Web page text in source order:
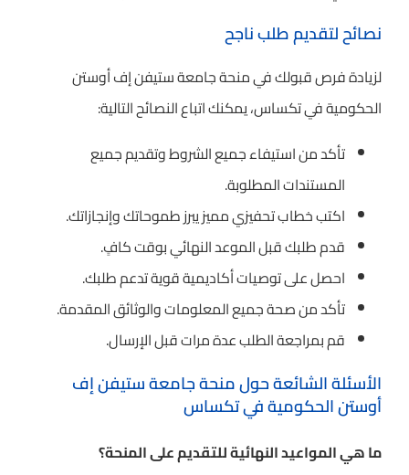
نصائح لتقديم طلب ناجح
لزيادة فرص قبولك في منحة جامعة ستيفن إف أوستن
الحكومية في تكساس، يمكنك اتباع النصائح التالية:
تأكد من استيفاء جميع الشروط وتقديم جميع
المستندات المطلوبة.
اكتب خطاب تحفيزي مميز يبرز طموحاتك وإنجازاتك.
قدم طلبك قبل الموعد النهائي بوقت كافٍ.
احصل على توصيات أكاديمية قوية تدعم طلبك.
تأكد من صحة جميع المعلومات والوثائق المقدمة.
قم بمراجعة الطلب عدة مرات قبل الإرسال.
الأسئلة الشائعة حول منحة جامعة ستيفن إف
أوستن الحكومية في تكساس
ما هي المواعيد النهائية للتقديم على المنحة؟